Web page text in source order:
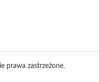
prawa zastrzeżone.